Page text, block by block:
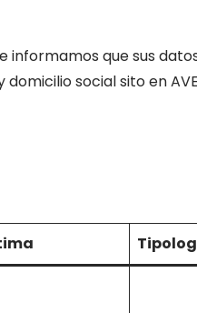
que sus
domicilio social sito en